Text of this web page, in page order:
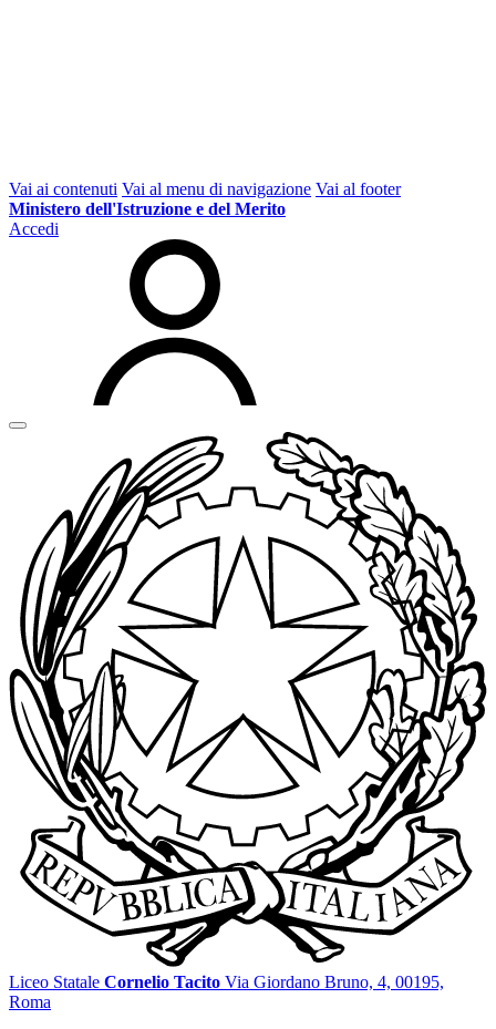
Vai ai contenuti Vai al menu di navigazione Vai al footer
Ministero dell'Istruzione e del Merito
Accedi
Liceo Statale Cornelio Tacito Via Giordano Bruno, 4, 00195,
Roma